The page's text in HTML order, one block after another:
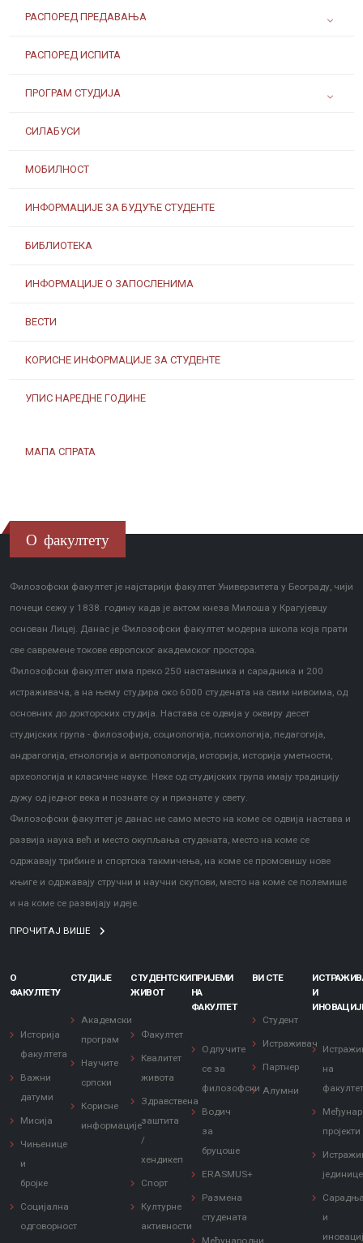
РАСПОРЕД ПРЕДАВАЊА
РАСПОРЕД ИСПИТА
ПРОГРАМ СТУДИЈА
СИЛАБУСИ
МОБИЛНОСТ
ИНФОРМАЦИЈЕ ЗА БУДУЋЕ СТУДЕНТЕ
БИБЛИОТЕКА
ИНФОРМАЦИЈЕ О ЗАПОСЛЕНИМА
ВЕСТИ
КОРИСНЕ ИНФОРМАЦИЈЕ ЗА СТУДЕНТЕ
УПИС НАРЕДНЕ ГОДИНЕ
МАПА СПРАТА
О факултету
Филозофски факултет је најстарији факултет Универзитета у Београду, чији
почеци сежу у 1838. годину када је актом кнеза Милоша у Крагујевцу
основан Лицеј. Данас је Филозофски факултет модерна школа која прати
све савремене токове европског академског простора.
Филозофски факултет има преко 250 наставника и сарадника и 200
истраживача, а на њему студира око 6000 студената на свим нивоима, од
основних до докторских студија. Настава се одвија у оквиру десет
студијских група - филозофија, социологија, психологија, педагогија,
андрагогија, етнологија и антропологија, историја, историја уметности,
археологија и класичне науке. Неке од студијских група имају традицију
дужу од једног века и познате су и признате у свету.
Филозофски факултет је данас не само место на коме се одвија настава и
развија наука већ и место окупљања студената, место на коме се
одржавају трибине и спортска такмичења, на коме се промовишу нове
књиге и одржавају стручни и научни скупови, место на коме се полемише
и на коме се развијају идеје.
ПРОЧИТАЈ ВИШЕ
О
ФАКУЛТЕТУ
Историја
факултета
Важни
датуми
Мисија
Чињенице
и
бројке
Социјална
одговорност
СТУДИЈЕ
Академски
програм
Научите
српски
Корисне
информације
СТУДЕНТСКИ
ЖИВОТ
Факултет
Квалитет
живота
Здравствена
заштита
/
хендикеп
Спорт
Културне
активности
ПРИЈЕМИ
НА
ФАКУЛТЕТ
Одлучите
се за
филозофски
Водич
за
бруцоше
ERASMUS+
Размена
студената
Међународни
ВИ СТЕ
Студент
Истраживач
Партнер
Алумни
И
на
пројекти
јединице
и